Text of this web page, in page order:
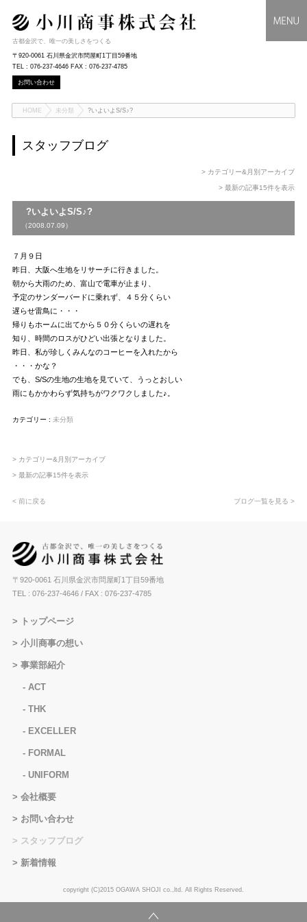
古都金沢で、唯一の美しさをつくる
〒920-0061 石川県金沢市問屋町1丁目59番地
TEL : 076-237-4646 FAX : 076-237-4785
お問い合わせ
HOME 未分類 ?いよいよS/S♪?
スタッフブログ
> カテゴリー&月別アーカイブ
> 最新の記事15件を表示
?いよいよS/S♪?
（2008.07.09）
７月９日
昨日、大阪へ生地をリサーチに行きました。
朝から大雨のため、富山で電車が止まり、
予定のサンダーバードに乗れず、４５分くらい
遅らせ雷鳥に・・・
帰りもホームに出てから５０分くらいの遅れを
知り、時間のロスがひどい出張となりました。
昨日、私が珍しくみんなのコーヒーを入れたから
・・・かな？
でも、S/Sの生地の生地を見ていて、うっとおしい
雨にもかかわらず気持ちがワクワクしました♪。
カテゴリー : 未分類
> カテゴリー&月別アーカイブ
> 最新の記事15件を表示
< 前に戻る ブログ一覧を見る >
〒920-0061 石川県金沢市問屋町1丁目59番地
TEL : 076-237-4646/ FAX : 076-237-4785
トップページ
小川商事の想い
事業部紹介
ACT
THK
EXCELLER
FORMAL
UNIFORM
会社概要
お問い合わせ
スタッフブログ
新着情報
copyright (C)2015 OGAWA SHOJI co.,ltd. All Rights Reserved.